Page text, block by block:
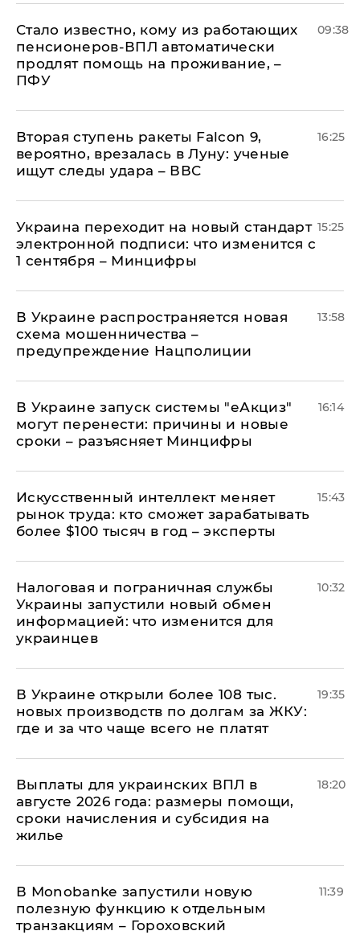
Стало известно, кому из работающих
пенсионеров-ВПЛ автоматически
продлят помощь на проживание, –
ПФУ
09:38
Вторая ступень ракеты Falcon 9,
вероятно, врезалась в Луну: ученые
ищут следы удара – ВВС
16:25
Украина переходит на новый стандарт
электронной подписи: что изменится с
1 сентября – Минцифры
15:25
В Украине распространяется новая
схема мошенничества –
предупреждение Нацполиции
13:58
В Украине запуск системы "еАкциз"
могут перенести: причины и новые
сроки – разъясняет Минцифры
16:14
Искусственный интеллект меняет
рынок труда: кто сможет зарабатывать
более $100 тысяч в год – эксперты
15:43
Налоговая и пограничная службы
Украины запустили новый обмен
информацией: что изменится для
украинцев
10:32
В Украине открыли более 108 тыс.
новых производств по долгам за ЖКУ:
где и за что чаще всего не платят
19:35
Выплаты для украинских ВПЛ в
августе 2026 года: размеры помощи,
сроки начисления и субсидия на
жилье
18:20
В Мonobankе запустили новую
полезную функцию к отдельным
транзакциям – Гороховский
11:39